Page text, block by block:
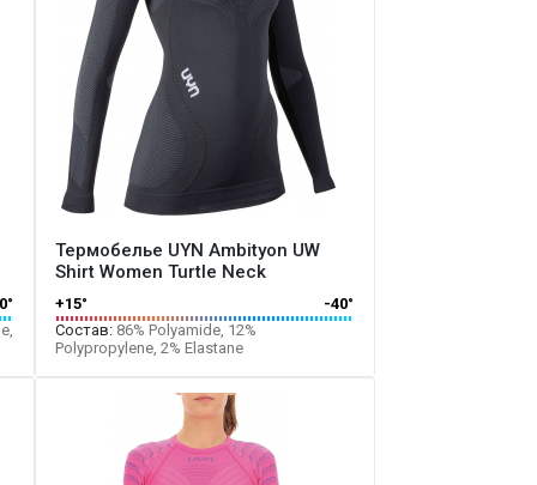
Термобелье UYN Ambityon UW
Shirt Women Turtle Neck
+15°
-40°
Состав:86% Polyamide, 12%
Polypropylene, 2% Elastane